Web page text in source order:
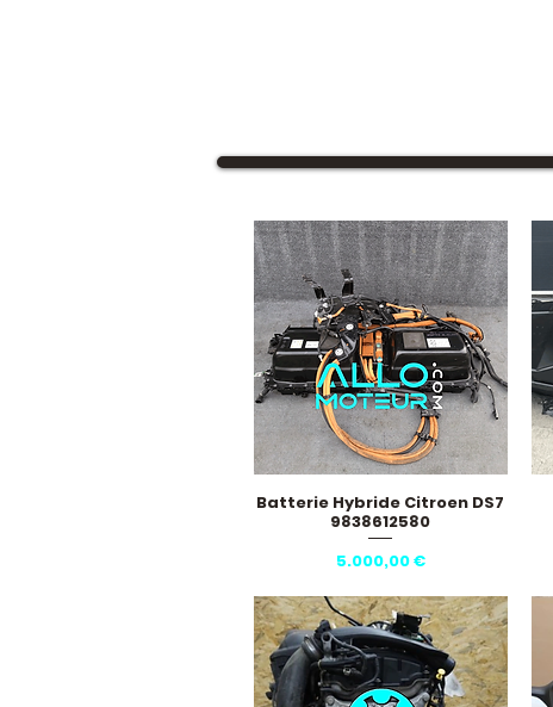
Hurtigvisning
Batterie Hybride Citroen DS7
9838612580
Pris
5.000,00 €